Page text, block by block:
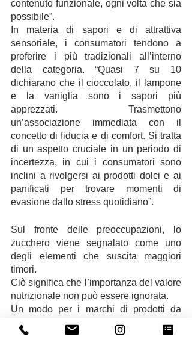
contenuto funzionale, ogni volta che sia
possibile”.
In materia di sapori e di attrattiva
sensoriale, i consumatori tendono a
preferire i più tradizionali all’interno
della categoria. “Quasi 7 su 10
dichiarano che il cioccolato, il lampone
e la vaniglia sono i sapori più
apprezzati. Trasmettono
un’associazione immediata con il
concetto di fiducia e di comfort. Si tratta
di un aspetto cruciale in un periodo di
incertezza, in cui i consumatori sono
inclini a rivolgersi ai prodotti dolci e ai
panificati per trovare momenti di
evasione dallo stress quotidiano”.
Sul fronte delle preoccupazioni, lo
zucchero viene segnalato come uno
degli elementi che suscita maggiori
timori.
Ciò significa che l’importanza del valore
nutrizionale non può essere ignorata.
Un modo per i marchi di prodotti da
forno di rispondere a questa esigenza è
quello di posizionare i prodotti come